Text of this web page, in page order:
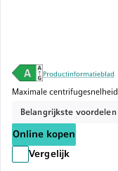
Productinformatieblad
Maximale centrifugesnelheid
Belangrijkste voordelen
Online kopen
Vergelijk